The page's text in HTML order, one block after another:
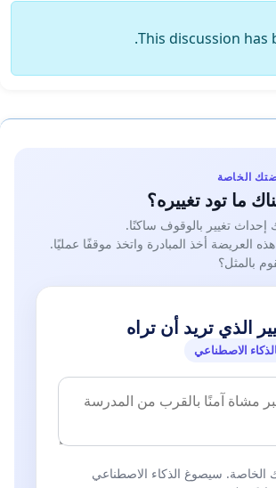
This discussion has
الخاصة
ما تود تغييره؟
إحداث تغيير بالوقوف ساكنًا.
العريضة أخذ المبادرة واتخذ موقفًا عمليًا.
بالمثل؟
الذي تريد أن تراه
الاصطناعي
الخاصة. سيصوغ الذكاء الاصطناعي